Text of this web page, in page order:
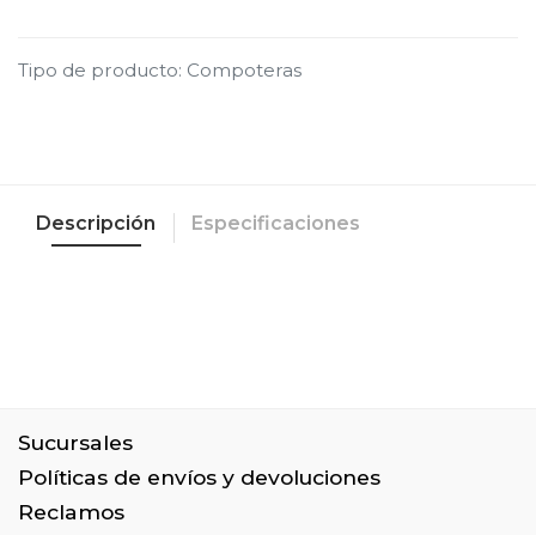
Tipo de producto: Compoteras
Descripción Especificaciones
Sucursales
Políticas de envíos y devoluciones
Reclamos